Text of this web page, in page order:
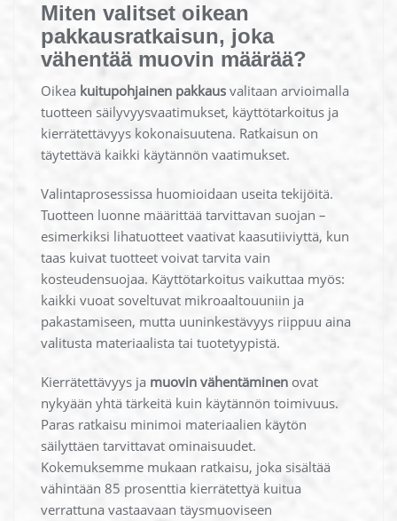
Miten valitset oikean
pakkausratkaisun, joka
vähentää muovin määrää?
Oikea kuitupohjainen pakkaus valitaan arvioimalla
tuotteen säilyvyysvaatimukset, käyttötarkoitus ja
kierrätettävyys kokonaisuutena. Ratkaisun on
täytettävä kaikki käytännön vaatimukset.
Valintaprosessissa huomioidaan useita tekijöitä.
Tuotteen luonne määrittää tarvittavan suojan –
esimerkiksi lihatuotteet vaativat kaasutiiviyttä, kun
taas kuivat tuotteet voivat tarvita vain
kosteudensuojaa. Käyttötarkoitus vaikuttaa myös:
kaikki vuoat soveltuvat mikroaaltouuniin ja
pakastamiseen, mutta uuninkestävyys riippuu aina
valitusta materiaalista tai tuotetyypistä.
Kierrätettävyys ja muovin vähentäminen ovat
nykyään yhtä tärkeitä kuin käytännön toimivuus.
Paras ratkaisu minimoi materiaalien käytön
säilyttäen tarvittavat ominaisuudet.
Kokemuksemme mukaan ratkaisu, joka sisältää
vähintään 85 prosenttia kierrätettyä kuitua
verrattuna vastaavaan täysmuoviseen